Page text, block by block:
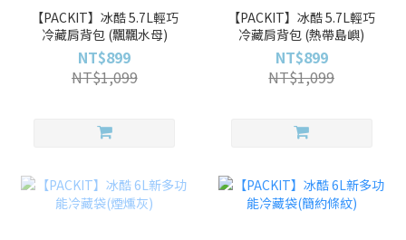
【PACKIT】冰酷 5.7L輕巧
冷藏肩背包 (飄飄水母)
NT$899
NT$1,099
【PACKIT】冰酷 5.7L輕巧
冷藏肩背包 (熱帶島嶼)
NT$899
NT$1,099